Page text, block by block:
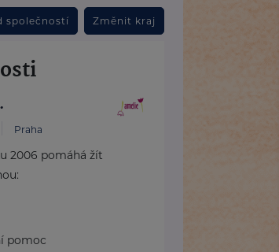
společností Změnit kraj
Praha
2006 pomáhá žít
pomoc